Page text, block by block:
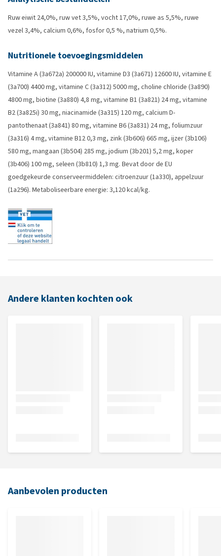
Ruw eiwit 24,0%, ruw vet 3,5%, vocht 17,0%, ruwe as 5,5%, ruwe
vezel 3,4%, calcium 0,6%, fosfor 0,5 %, natrium 0,5%.
Nutritionele toevoegingsmiddelen
Vitamine A (3a672a) 200000 IU, vitamine D3 (3a671) 12600 IU, vitamine E
(3a700) 4400 mg, vitamine C (3a312) 5000 mg, choline chloride (3a890)
4800 mg, biotine (3a880) 4,8 mg, vitamine B1 (3a821) 24 mg, vitamine
B2 (3a825i) 30 mg, niacinamide (3a315) 120 mg, calcium D-
pantothenaat (3a841) 80 mg, vitamine B6 (3a831) 24 mg, foliumzuur
(3a316) 4 mg, vitamine B12 0,3 mg, zink (3b606) 665 mg, ijzer (3b106)
580 mg, mangaan (3b504) 285 mg, jodium (3b201) 5,2 mg, koper
(3b406) 100 mg, seleen (3b810) 1,3 mg. Bevat door de EU
goedgekeurde conserveermiddelen: citroenzuur (1a330), appelzuur
(1a296). Metaboliseerbare energie: 3,120 kcal/kg.
Andere klanten kochten ook
Aanbevolen producten